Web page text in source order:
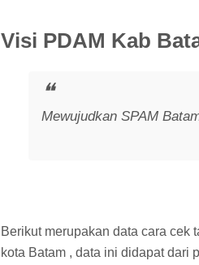
Visi PDAM Kab
Mewujudkan SPAM
Berikut merupakan data cara cek
kota Batam , data ini didapat dari